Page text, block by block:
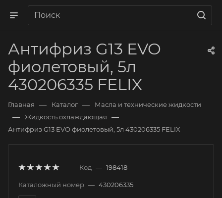
Антифриз G13 EVO
фиолетовый, 5л
430206335 FELIX
Главная — Каталог — Масла и технические жидкости
— Жидкость охлаждающая —
Антифриз G13 EVO фиолетовый, 5л 430206335 FELIX
Код — 198418
Каталожный номер — 430206335